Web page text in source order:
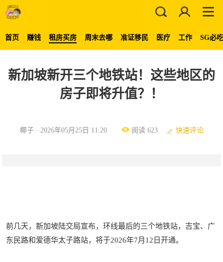
首页 赚钱 租房买房 周末去哪 准证移民 医疗 工作 SG必
新加坡新开三个地铁站！这些地区的
房子即将升值？！
椰子 · 2026年05月25日 11:20 阅读 623 快速评论
前几天，新加坡陆交局宣布，环线最后的三个地铁站，吉宝、广
东民路和爱德华太子路站，将于2026年7月12日开通。